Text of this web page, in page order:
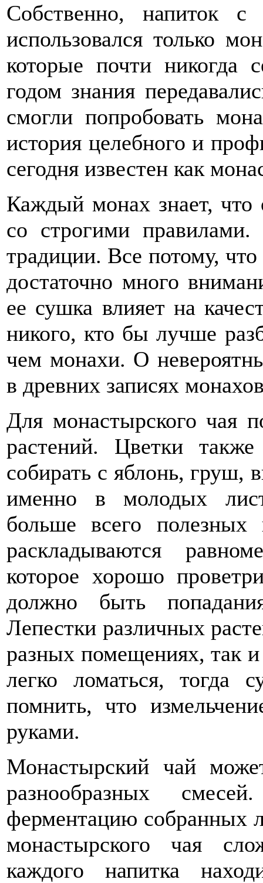
Собственно, напиток с
использовался только
которые почти никогда
годом знания
смогли попробовать
история целебного и
сегодня известен как
Каждый монах знает, что
со строгими правилами.
традиции. Все потому,
достаточно много
ее сушка влияет на
никого, кто бы лучше
чем монахи. О
в древних записях
Для монастырского чая
растений. Цветки
собирать с яблонь, груш,
именно в молодых
больше всего полезных
раскладываются
которое хорошо
должно быть
Лепестки различных
разных помещениях, так
легко ломаться, тогда
помнить, что
руками.
Монастырский чай
разнообразных
ферментацию собранных
монастырского чая
каждого напитка